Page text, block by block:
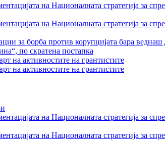
на Националната стратегија за
на Националната стратегија за
за борба против корупцијата бара
по скратена постапка
на активностите на грантистите
на активностите на грантистите
на Националната стратегија за
на Националната стратегија за